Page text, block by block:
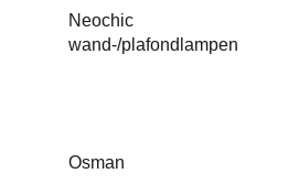
Neochic
wand-/plafondlampen
Osman